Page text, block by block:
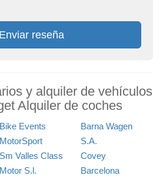
Enviar reseña
y alquiler de vehículos
Alquiler de coches
Bike Events
MotorSport
Barna Wagen
S.A.
Sm Valles Class
Motor S.l.
Covey
Barcelona